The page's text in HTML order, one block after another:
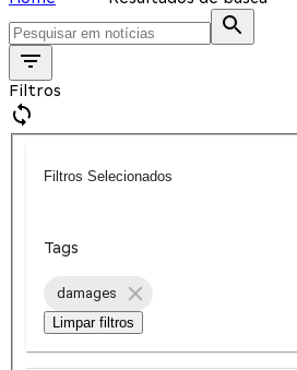
Filtros
Filtros Selecionados
Tags
damages
Limpar filtros